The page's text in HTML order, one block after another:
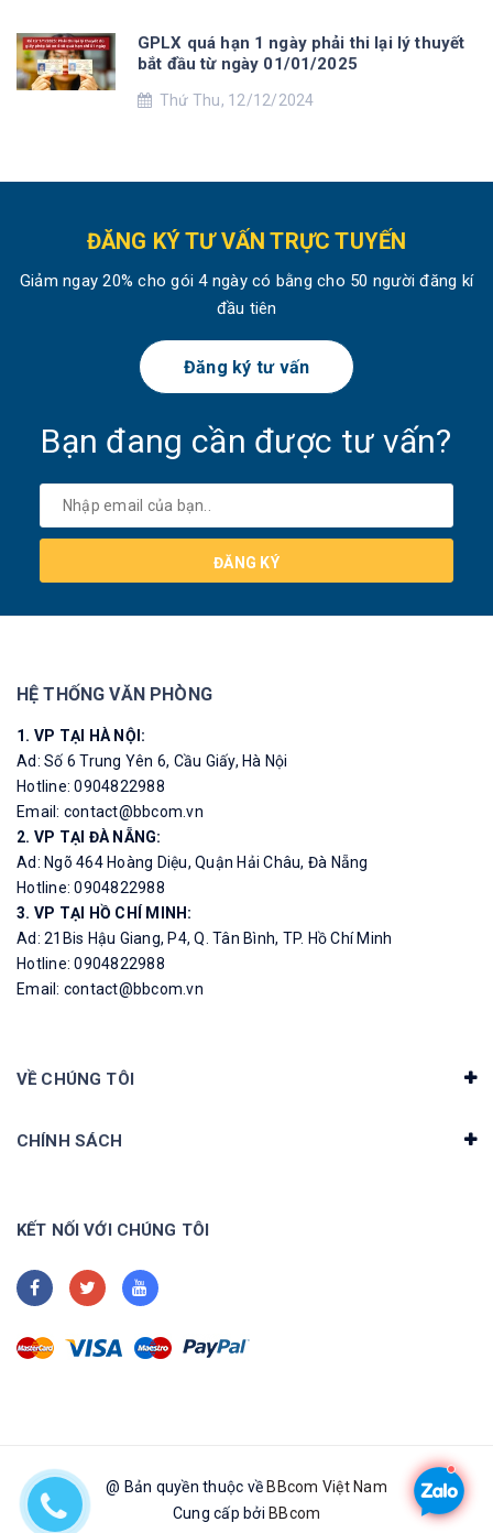
GPLX quá hạn 1 ngày phải thi lại lý thuyết
bắt đầu từ ngày 01/01/2025
Thứ Thu, 12/12/2024
ĐĂNG KÝ TƯ VẤN TRỰC TUYẾN
Giảm ngay 20% cho gói 4 ngày có bằng cho 50 người đăng kí
đầu tiên
Đăng ký tư vấn
Bạn đang cần được tư vấn?
ĐĂNG KÝ
HỆ THỐNG VĂN PHÒNG
1. VP TẠI HÀ NỘI:
Ad: Số 6 Trung Yên 6, Cầu Giấy, Hà Nội
Hotline: 0904822988
Email: contact@bbcom.vn
2. VP TẠI ĐÀ NẴNG:
Ad: Ngõ 464 Hoàng Diệu, Quận Hải Châu, Đà Nẵng
Hotline: 0904822988
3. VP TẠI HỒ CHÍ MINH:
Ad: 21Bis Hậu Giang, P4, Q. Tân Bình, TP. Hồ Chí Minh
Hotline: 0904822988
Email: contact@bbcom.vn
VỀ CHÚNG TÔI
CHÍNH SÁCH
KẾT NỐI VỚI CHÚNG TÔI
@ Bản quyền thuộc về BBcom Việt Nam
Cung cấp bởi BBcom